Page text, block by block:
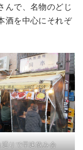
んで、名物のどじ
酒を中心にそれぞ
通りで早速飲み会